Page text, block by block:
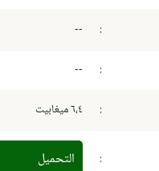
:
--
:
--
: ٦،٤ ميغابيت
: التحميل